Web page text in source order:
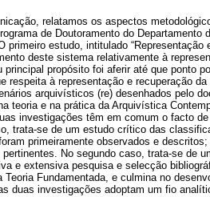
relatamos os aspectos
de Doutoramento do
primeiro estudo, intitulado
deste sistema relativamente à
principal propósito foi aferir até que ponto
respeita à representação e recuperação
arquivísticos (re) desenhados pelo
teoria e na prática da Arquivística
investigações têm em comum o facto
trata-se de um estudo crítico das
primeiramente observados e
pertinentes. No segundo caso, trata-se de
e extensiva pesquisa e selecção
Teoria Fundamentada, e culmina no
duas investigações adoptam um fio